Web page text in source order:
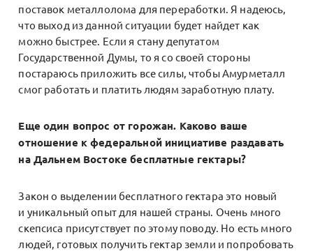
поставок металлолома для переработки. Я надеюсь,
что выход из данной ситуации будет найдет как
можно быстрее. Если я стану депутатом
Государственной Думы, то я со своей стороны
постараюсь приложить все силы, чтобы Амурметалл
смог работать и платить людям заработную плату.
Еще один вопрос от горожан. Каково ваше
отношение к федеральной инициативе раздавать
на Дальнем Востоке бесплатные гектары?
Закон о выделении бесплатного гектара это новый
и уникальный опыт для нашей страны. Очень много
скепсиса присутствует по этому поводу. Но есть много
людей, готовых получить гектар земли и попробовать